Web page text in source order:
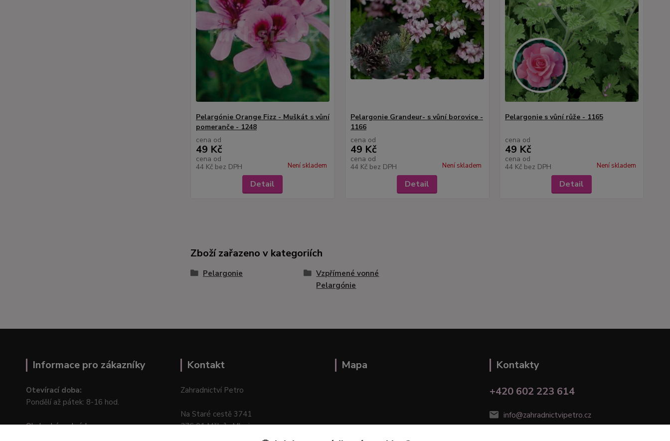
Pelargónie Orange Fizz - Muškát s vůní
pomeranče - 1248
cena od
49 Kč
cena od
44 Kč bez DPH Není skladem
Detail
Pelargonie Grandeur- s vůní borovice -
1166
cena od
49 Kč
cena od
44 Kč bez DPH Není skladem
Detail
Pelargonie s vůní růže - 1165
cena od
49 Kč
cena od
44 Kč bez DPH Není skladem
Detail
Zboží zařazeno v kategoriích
Pelargonie
Vzpřímené vonné
Pelargónie
Informace pro zákazníky
Otevírací doba:
Pondělí až pátek: 8-16 hod.
Obchodní podmínky
Kontakt
Zahradnictví Petro
Na Staré cestě 3741
276 01 Mělník–Mlazice
Mapa
Kontakty
+420 602 223 614
info@zahradnictvipetro.cz